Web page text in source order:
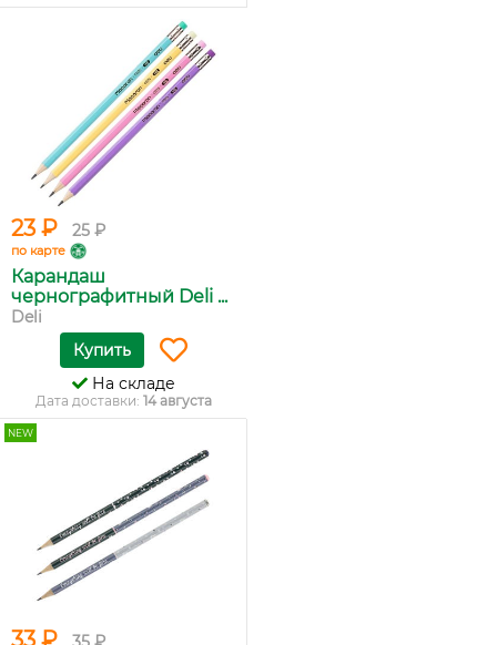
23 ₽ 25 ₽
по карте
Карандаш
чернографитный Deli ...
Deli
Купить
На складе
Дата доставки: 14 августа
NEW